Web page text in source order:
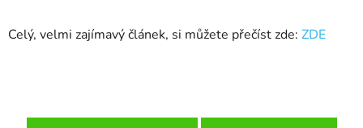
Celý, velmi zajímavý článek, si můžete přečíst zde: ZDE